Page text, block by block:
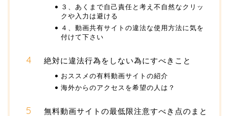
３、あくまで自己責任と考え不自然なクリッ
クや入力は避ける
４、動画共有サイトの違法な使用方法に気を
付けて下さい
絶対に違法行為をしない為にすべきこと
おススメの有料動画サイトの紹介
海外からのアクセスを希望の人は？
無料動画サイトの最低限注意すべき点のまと